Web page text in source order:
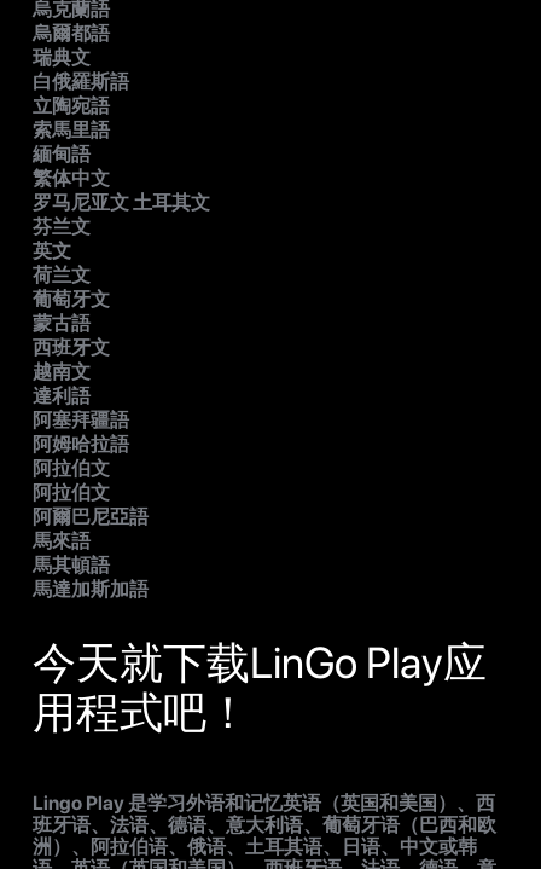
烏克蘭語
烏爾都語
瑞典文
白俄羅斯語
立陶宛語
索馬里語
緬甸語
繁体中文
罗马尼亚文 土耳其文
芬兰文
英文
荷兰文
葡萄牙文
蒙古語
西班牙文
越南文
達利語
阿塞拜疆語
阿姆哈拉語
阿拉伯文
阿拉伯文
阿爾巴尼亞語
馬來語
馬其頓語
馬達加斯加語
今天就下载LinGo Play应
用程式吧！
Lingo Play 是学习外语和记忆英语（英国和美国）、西
班牙语、法语、德语、意大利语、葡萄牙语（巴西和欧
洲）、阿拉伯语、俄语、土耳其语、日语、中文或韩